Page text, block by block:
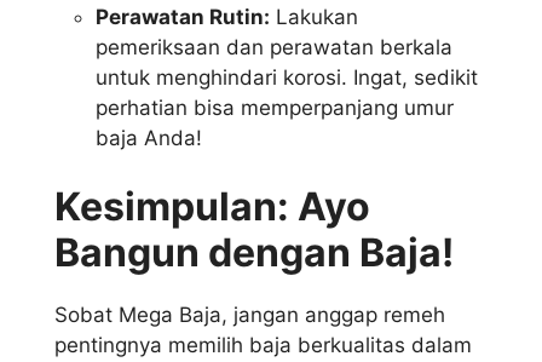
Perawatan Rutin: Lakukan
pemeriksaan dan perawatan berkala
untuk menghindari korosi. Ingat, sedikit
perhatian bisa memperpanjang umur
baja Anda!
Kesimpulan: Ayo
Bangun dengan Baja!
Sobat Mega Baja, jangan anggap remeh
pentingnya memilih baja berkualitas dalam